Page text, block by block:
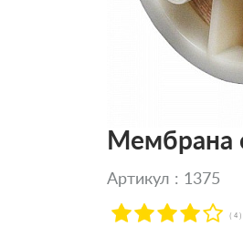
Мембрана
Артикул : 1375
( 4 )